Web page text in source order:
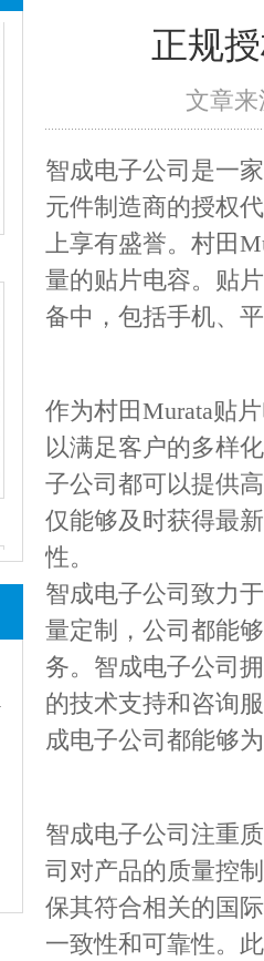
正规
文章
智成电子公司是一
元件制造商的授权
上享有盛誉。村田
量的贴片电容。贴
备中，包括手机、
作为村田Murata贴
以满足客户的多样
子公司都可以提供
仅能够及时获得最
性。
智成电子公司致力
量定制，公司都能
务。智成电子公司
的技术支持和咨询
成电子公司都能够
智成电子公司注重
司对产品的质量控
保其符合相关的国
一致性和可靠性。